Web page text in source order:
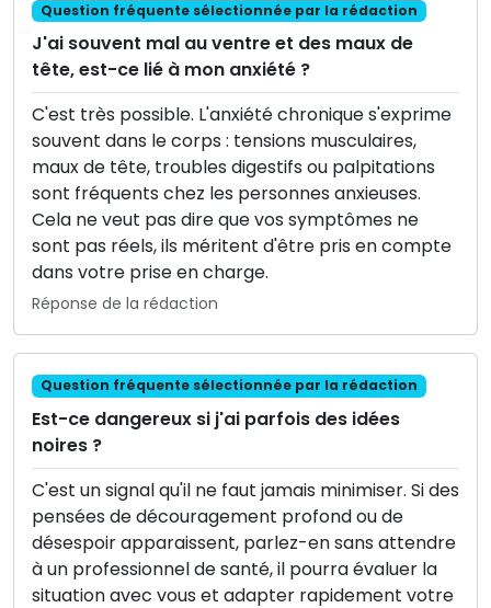
Question fréquente sélectionnée par la rédaction
J'ai souvent mal au ventre et des maux de
tête, est-ce lié à mon anxiété ?
C'est très possible. L'anxiété chronique s'exprime
souvent dans le corps : tensions musculaires,
maux de tête, troubles digestifs ou palpitations
sont fréquents chez les personnes anxieuses.
Cela ne veut pas dire que vos symptômes ne
sont pas réels, ils méritent d'être pris en compte
dans votre prise en charge.
Réponse de la rédaction
Question fréquente sélectionnée par la rédaction
Est-ce dangereux si j'ai parfois des idées
noires ?
C'est un signal qu'il ne faut jamais minimiser. Si des
pensées de découragement profond ou de
désespoir apparaissent, parlez-en sans attendre
à un professionnel de santé, il pourra évaluer la
situation avec vous et adapter rapidement votre